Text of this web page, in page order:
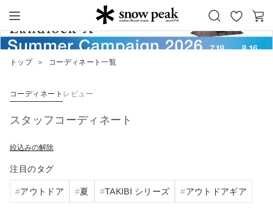
Snow Peak
お
カ
ー
トップ ＞ コーディネート一覧
コーディネート レビュー
スタッフコーディネート
絞込みの解除
注目のタグ
アウトドア 夏 TAKIBI シリーズ アウトドアギア